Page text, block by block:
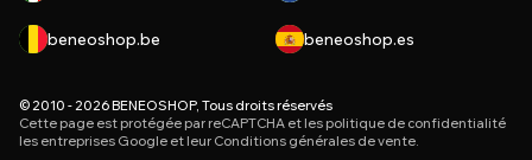
beneoshop.be beneoshop.es
© 2010 - 2026 BENEOSHOP, Tous droits réservés
Cette page est protégée par reCAPTCHA et les politique de confidentialité
les entreprises Google et leur Conditions générales de vente.